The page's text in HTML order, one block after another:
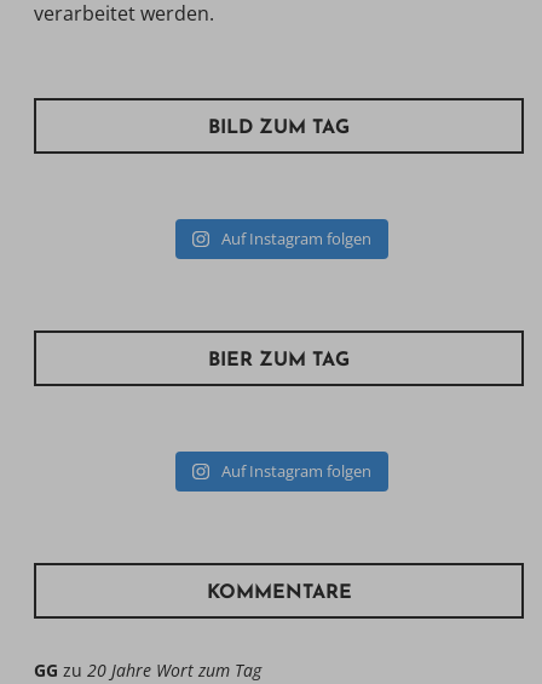
verarbeitet werden.
BILD ZUM TAG
Auf Instagram folgen
BIER ZUM TAG
Auf Instagram folgen
KOMMENTARE
GG zu 20 Jahre Wort zum Tag